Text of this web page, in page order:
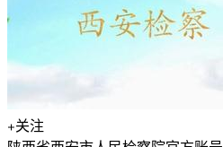
关注